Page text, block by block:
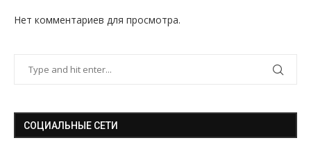
Нет комментариев для просмотра.
СОЦИАЛЬНЫЕ СЕТИ